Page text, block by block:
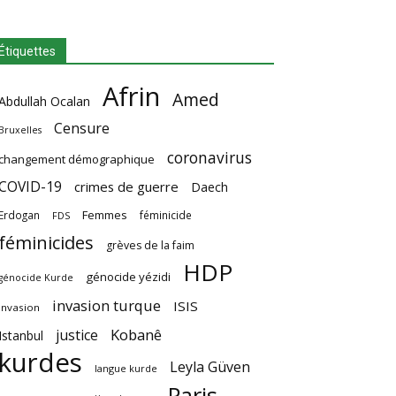
Ocalan Afrin Amed
Censure
démographique coronavirus
19 crimes de guerre Daech
FDS Femmes féminicide
grèves de la faim
Kurde génocide yézidi HDP
invasion turque ISIS
justice Kobanê
langue kurde Leyla Güven